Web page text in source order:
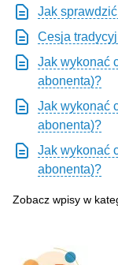
Jak
Cesja
Jak wykonać
abonenta)?
Jak wykonać
abonenta)?
Jak wykonać
abonenta)?
Zobacz wpisy w